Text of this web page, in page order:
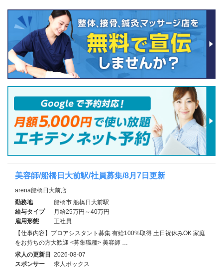
美容師/船橋日大前駅/社員募集/8月7日更新
arena船橋日大前店
勤務地
船橋市 船橋日大前駅
給与タイプ
月給25万円～40万円
雇用形態
正社員
【仕事内容】プロアシスタント募集 有給100%取得 土日祝休みOK 家庭
をお持ちの方大歓迎 <募集職種> 美容師 …
求人の更新日 2026-08-07
スポンサー
求人ボックス